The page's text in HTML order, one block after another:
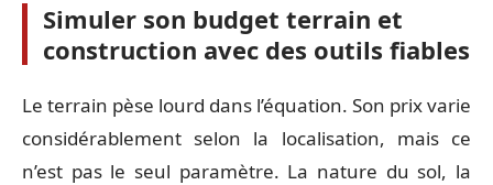
Simuler son budget terrain et
construction avec des outils fiables
Le terrain pèse lourd dans l’équation. Son prix varie
considérablement selon la localisation, mais ce
n’est pas le seul paramètre. La nature du sol, la